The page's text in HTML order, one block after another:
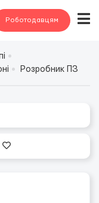
Роботодавцям
Розробник ПЗ